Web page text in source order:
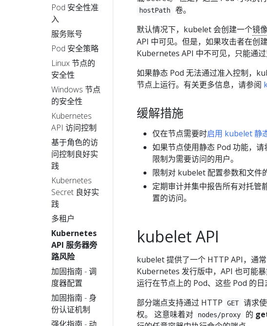
Pod 安全性准
入
服务账号
Pod 安全策略
Linux 节点的
安全性
Windows 节点
的安全性
Kubernetes
API 访问控制
基于角色的访
问控制良好实
践
Kubernetes
Secret 良好实
践
多租户
Kubernetes
API 服务器旁
路风险
加固指南 - 调
度器配置
加固指南 - 身
份认证机制
强化指南 - 动
hostPath
卷。
默认情况下，kubelet 会创建一个镜
API 中可见。但是，如果攻击者在创
Kubernetes API 中不可见，只能通
如果静态 Pod 无法通过准入控制，
节点上运行。有关更多信息，请参阅
缓解措施
仅在节点需要时启用 kubelet 静
如果节点使用静态 Pod 功能，
限制为需要访问的用户。
限制对 kubelet 配置参数和文件
定期审计并集中报告所有对托管
置的访问。
kubelet API
kubelet 提供了一个 HTTP API，通
Kubernetes 发行版中，API 也可能
运行在节点上的 Pod、这些 Pod 的
部分端点支持通过 HTTP
GET 请求
权。 这意味着对
nodes/proxy 的